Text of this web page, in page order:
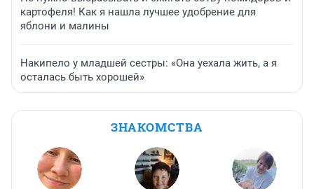
картофеля! Как я нашла лучшее удобрение для
яблони и малины
Накипело у младшей сестры: «Она уехала жить, а я
осталась быть хорошей»
ЗНАКОМСТВА